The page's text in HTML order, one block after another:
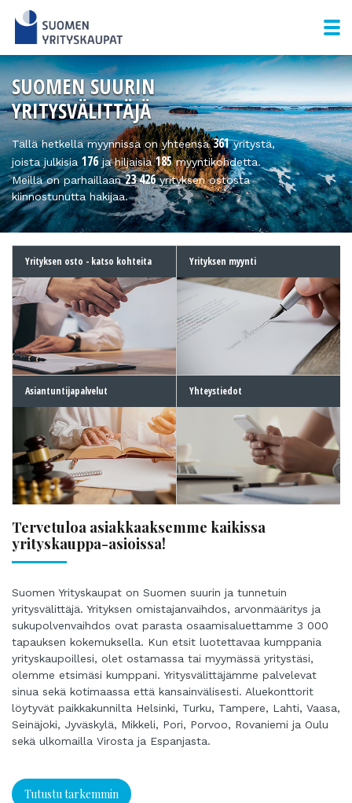
SUOMEN SUURIN
YRITYSVÄLITTÄJÄ
Tällä hetkellä myynnissä on yhteensä361yritystä,
joista julkisia 176ja hiljaisia185myyntikohdetta.
Meillä on parhaillaan23 426yrityksen ostosta
kiinnostunutta hakijaa.
Yrityksen osto - katso kohteita Yrityksen myynti
Asiantuntijapalvelut Yhteystiedot
Tervetuloa asiakkaaksemme kaikissa
yrityskauppa-asioissa!
Suomen Yrityskaupat on Suomen suurin ja tunnetuin
yritysvälittäjä. Yrityksen omistajanvaihdos, arvonmääritys ja
sukupolvenvaihdos ovat parasta osaamisaluettamme 3 000
tapauksen kokemuksella. Kun etsit luotettavaa kumppania
yrityskaupoillesi, olet ostamassa tai myymässä yritystäsi,
olemme etsimäsi kumppani. Yritysvälittäjämme palvelevat
sinua sekä kotimaassa että kansainvälisesti. Aluekonttorit
löytyvät paikkakunnilta Helsinki, Turku, Tampere, Lahti, Vaasa,
Seinäjoki, Jyväskylä, Mikkeli, Pori, Porvoo, Rovaniemi ja Oulu
sekä ulkomailla Virosta ja Espanjasta.
Tutustu tarkemmin